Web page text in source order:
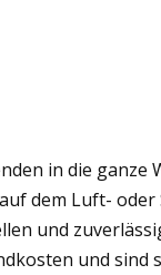
in die ganze
auf dem Luft-
und
und sind